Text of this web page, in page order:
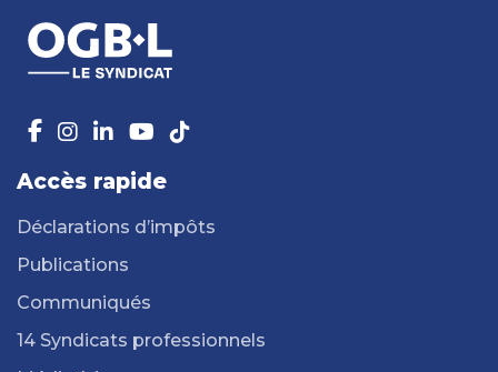
Accès rapide
Déclarations d’impôts
Publications
Communiqués
14 Syndicats professionnels